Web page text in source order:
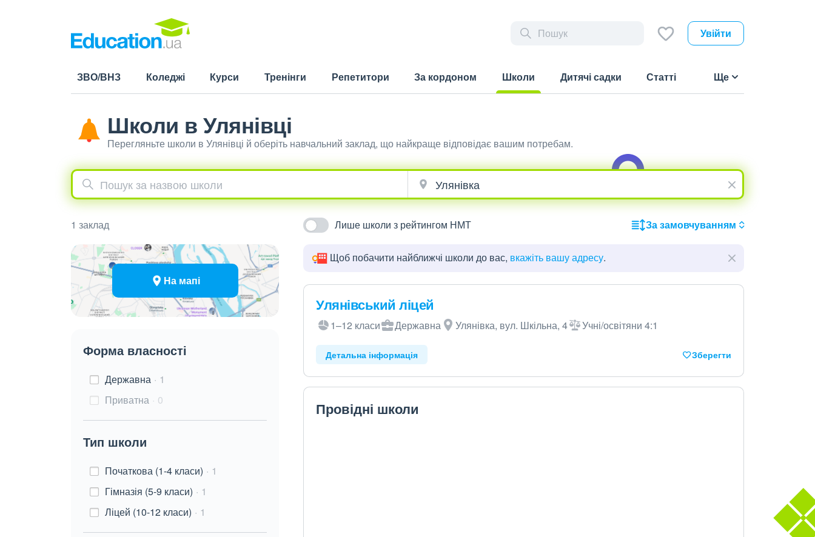
Увійти
ЗВО/ВНЗ Коледжі Курси Тренінги Репетитори За кордоном
Школи
Дитячі садки Статті Ще
Школи в Улянівці
Перегляньте школи в Улянівці й оберіть навчальний заклад, що найкраще відповідає вашим потребам.
1 заклад Лише школи з рейтингом НМТ За замовчуванням
На мапі
Форма власності
Державна
1
Приватна
0
Тип школи
Початкова (1-4 класи)
1
Гімназія (5-9 класи)
1
Ліцей (10-12 класи)
1
Щоб побачити найближчі школи до вас, вкажіть вашу адресу.
Улянівський ліцей
1–12 класи Державна Улянівка, вул. Шкільна, 4 Учні/освітяни 4:1
Детальна інформація Зберегти
Провідні школи